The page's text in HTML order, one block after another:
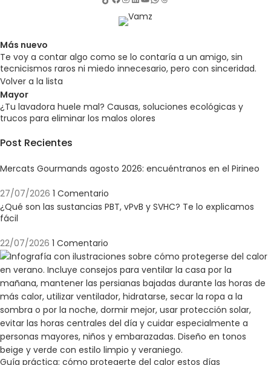
Más nuevo
Te voy a contar algo como se lo contaría a un amigo, sin
tecnicismos raros ni miedo innecesario, pero con sinceridad.
Volver a la lista
Mayor
¿Tu lavadora huele mal? Causas, soluciones ecológicas y
trucos para eliminar los malos olores
Post Recientes
Mercats Gourmands agosto 2026: encuéntranos en el Pirineo
27/07/2026 1 Comentario
¿Qué son las sustancias PBT, vPvB y SVHC? Te lo explicamos
fácil
22/07/2026 1 Comentario
Guía práctica: cómo protegerte del calor estos días